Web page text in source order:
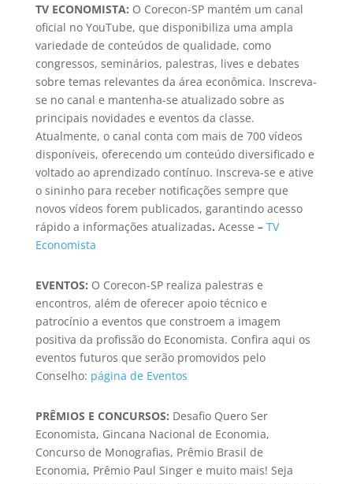
TV ECONOMISTA: O Corecon-SP mantém um canal
oficial no YouTube, que disponibiliza uma ampla
variedade de conteúdos de qualidade, como
congressos, seminários, palestras, lives e debates
sobre temas relevantes da área econômica. Inscreva-
se no canal e mantenha-se atualizado sobre as
principais novidades e eventos da classe.
Atualmente, o canal conta com mais de 700 vídeos
disponíveis, oferecendo um conteúdo diversificado e
voltado ao aprendizado contínuo. Inscreva-se e ative
o sininho para receber notificações sempre que
novos vídeos forem publicados, garantindo acesso
rápido a informações atualizadas. Acesse – TV
Economista
EVENTOS: O Corecon-SP realiza palestras e
encontros, além de oferecer apoio técnico e
patrocínio a eventos que constroem a imagem
positiva da profissão do Economista. Confira aqui os
eventos futuros que serão promovidos pelo
Conselho: página de Eventos
PRÊMIOS E CONCURSOS: Desafio Quero Ser
Economista, Gincana Nacional de Economia,
Concurso de Monografias, Prêmio Brasil de
Economia, Prêmio Paul Singer e muito mais! Seja